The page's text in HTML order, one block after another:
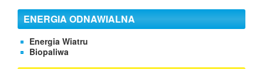
ENERGIA ODNAWIALNA
Energia Wiatru
Biopaliwa